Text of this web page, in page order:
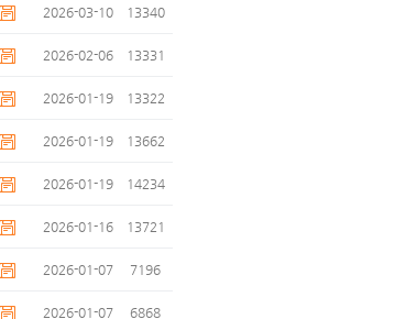
2026-03-10 13340
2026-02-06 13331
2026-01-19 13322
2026-01-19 13662
2026-01-19 14234
2026-01-16 13721
2026-01-07 7196
2026-01-07 6868